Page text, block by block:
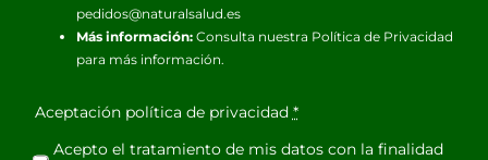
pedidos@naturalsalud.es
Más información:Consulta nuestra Política de Privacidad
para más información.
Aceptación política de privacidad *
Acepto el tratamiento de mis datos con la finalidad